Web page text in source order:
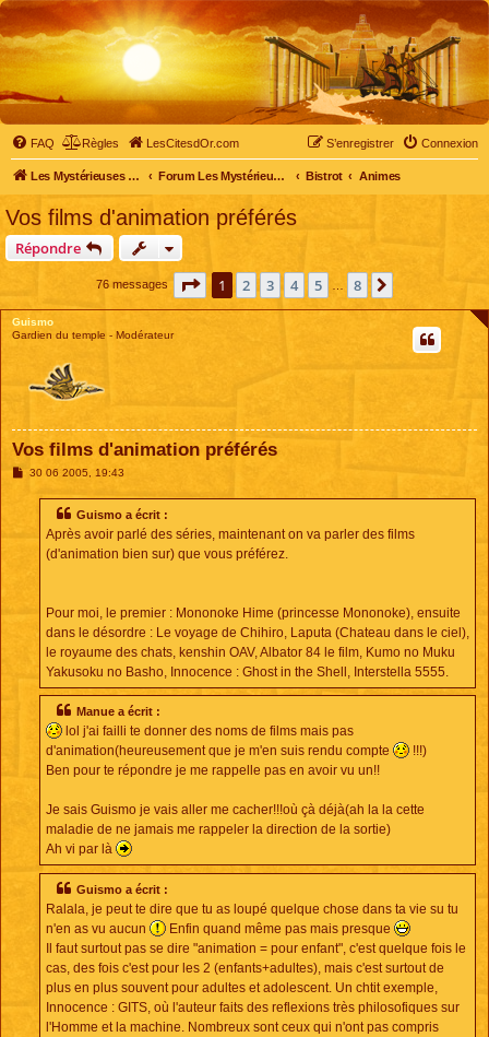
FAQ Règles LesCitesdOr.com Connexion
S’enregistrer
Les Mystérieuses Cités d'Or - LesCitesdOr.com Forum Les Mystérieuses Cités d'Or Bistrot Animes
Vos films d'animation préférés
Répondre
76 messages Page 1sur8
1 2 3 4 5 8
Guismo
Gardien du temple - Modérateur
Vos films d'animation préférés
M30 06 2005, 19:43
Guismo a écrit :
Après avoir parlé des séries, maintenant on va parler des films
(d'animation bien sur) que vous préférez.
Pour moi, le premier : Mononoke Hime (princesse Mononoke), ensuite
dans le désordre : Le voyage de Chihiro, Laputa (Chateau dans le ciel),
le royaume des chats, kenshin OAV, Albator 84 le film, Kumo no Muku
Yakusoku no Basho, Innocence : Ghost in the Shell, Interstella 5555.
Manue a écrit :
lol j'ai failli te donner des noms de films mais pas
d'animation(heureusement que je m'en suis rendu compte
!!!)
Ben pour te répondre je me rappelle pas en avoir vu un!!
Je sais Guismo je vais aller me cacher!!!où çà déjà(ah la la cette
maladie de ne jamais me rappeler la direction de la sortie)
Ah vi par là
Guismo a écrit :
Ralala, je peut te dire que tu as loupé quelque chose dans ta vie su tu
n'en as vu aucun
Enfin quand même pas mais presque
Il faut surtout pas se dire "animation = pour enfant", c'est quelque fois le
cas, des fois c'est pour les 2 (enfants+adultes), mais c'est surtout de
plus en plus souvent pour adultes et adolescent. Un chtit exemple,
Innocence : GITS, où l'auteur faits des reflexions très philosofiques sur
l'Homme et la machine. Nombreux sont ceux qui n'ont pas compris